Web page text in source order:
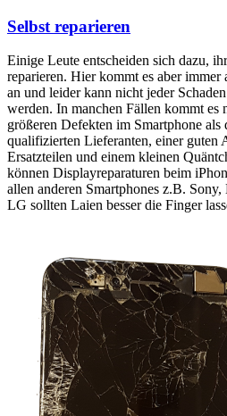
Selbst reparieren
Einige Leute entscheiden sich dazu,
reparieren. Hier kommt es aber
an und leider kann nicht jeder
werden. In manchen Fällen kommt es
größeren Defekten im Smartphone
qualifizierten Lieferanten, einer guten
Ersatzteilen und einem kleinen
können Displayreparaturen beim
allen anderen Smartphones z.B.
LG sollten Laien besser die Finger